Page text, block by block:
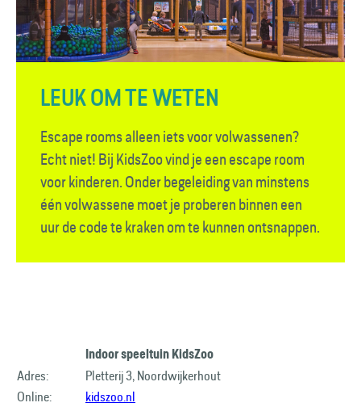
LEUK OM TE WETEN
Escape rooms alleen iets voor volwassenen?
Echt niet! Bij KidsZoo vind je een escape room
voor kinderen. Onder begeleiding van minstens
één volwassene moet je proberen binnen een
uur de code te kraken om te kunnen ontsnappen.
Indoor speeltuin KidsZoo
Adres:
Pletterij 3, Noordwijkerhout
Online:
kidszoo.nl